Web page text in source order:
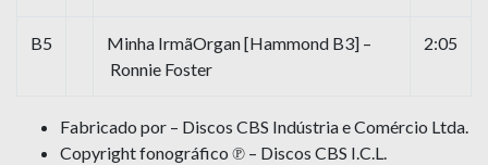
B5
Minha IrmãOrgan [Hammond B3] –
Ronnie Foster
2:05
Fabricado por – Discos CBS Indústria e Comércio Ltda.
Copyright fonográfico ℗ – Discos CBS I.C.L.